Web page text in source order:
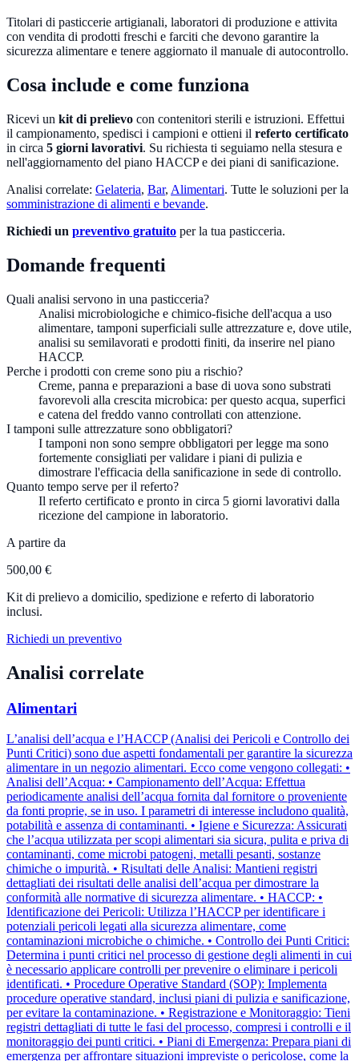
Titolari di pasticcerie artigianali, laboratori di produzione e attivita
con vendita di prodotti freschi e farciti che devono garantire la
sicurezza alimentare e tenere aggiornato il manuale di autocontrollo.
Cosa include e come funziona
Ricevi un kit di prelievo con contenitori sterili e istruzioni. Effettui
il campionamento, spedisci i campioni e ottieni il referto certificato
in circa 5 giorni lavorativi. Su richiesta ti seguiamo nella stesura e
nell'aggiornamento del piano HACCP e dei piani di sanificazione.
Analisi correlate: Gelateria, Bar, Alimentari. Tutte le soluzioni per la
somministrazione di alimenti e bevande.
Richiedi un preventivo gratuito per la tua pasticceria.
Domande frequenti
Quali analisi servono in una pasticceria?
Analisi microbiologiche e chimico-fisiche dell'acqua a uso
alimentare, tamponi superficiali sulle attrezzature e, dove utile,
analisi su semilavorati e prodotti finiti, da inserire nel piano
HACCP.
Perche i prodotti con creme sono piu a rischio?
Creme, panna e preparazioni a base di uova sono substrati
favorevoli alla crescita microbica: per questo acqua, superfici
e catena del freddo vanno controllati con attenzione.
I tamponi sulle attrezzature sono obbligatori?
I tamponi non sono sempre obbligatori per legge ma sono
fortemente consigliati per validare i piani di pulizia e
dimostrare l'efficacia della sanificazione in sede di controllo.
Quanto tempo serve per il referto?
Il referto certificato e pronto in circa 5 giorni lavorativi dalla
ricezione del campione in laboratorio.
A partire da
500,00 €
Kit di prelievo a domicilio, spedizione e referto di laboratorio
inclusi.
Richiedi un preventivo
Analisi correlate
Alimentari
L’analisi dell’acqua e l’HACCP (Analisi dei Pericoli e Controllo dei
Punti Critici) sono due aspetti fondamentali per garantire la sicurezza
alimentare in un negozio alimentari. Ecco come vengono collegati: •
Analisi dell’Acqua: • Campionamento dell’Acqua: Effettua
periodicamente analisi dell’acqua fornita dal fornitore o proveniente
da fonti proprie, se in uso. I parametri di interesse includono qualità,
potabilità e assenza di contaminanti. • Igiene e Sicurezza: Assicurati
che l’acqua utilizzata per scopi alimentari sia sicura, pulita e priva di
contaminanti, come microbi patogeni, metalli pesanti, sostanze
chimiche o impurità. • Risultati delle Analisi: Mantieni registri
dettagliati dei risultati delle analisi dell’acqua per dimostrare la
conformità alle normative di sicurezza alimentare. • HACCP: •
Identificazione dei Pericoli: Utilizza l’HACCP per identificare i
potenziali pericoli legati alla sicurezza alimentare, come
contaminazioni microbiche o chimiche. • Controllo dei Punti Critici:
Determina i punti critici nel processo di gestione degli alimenti in cui
è necessario applicare controlli per prevenire o eliminare i pericoli
identificati. • Procedure Operative Standard (SOP): Implementa
procedure operative standard, inclusi piani di pulizia e sanificazione,
per evitare la contaminazione. • Registrazione e Monitoraggio: Tieni
registri dettagliati di tutte le fasi del processo, compresi i controlli e il
monitoraggio dei punti critici. • Piani di Emergenza: Prepara piani di
emergenza per affrontare situazioni impreviste o pericolose, come la